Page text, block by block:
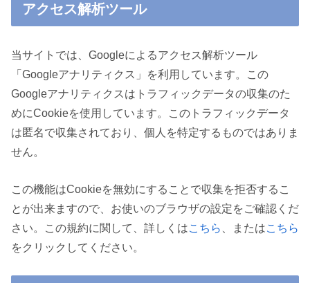
アクセス解析ツール
当サイトでは、Googleによるアクセス解析ツール
「Googleアナリティクス」を利用しています。この
Googleアナリティクスはトラフィックデータの収集のた
めにCookieを使用しています。このトラフィックデータ
は匿名で収集されており、個人を特定するものではありま
せん。
この機能はCookieを無効にすることで収集を拒否するこ
とが出来ますので、お使いのブラウザの設定をご確認くだ
さい。この規約に関して、詳しくはこちら 、またはこちら
をクリックしてください。